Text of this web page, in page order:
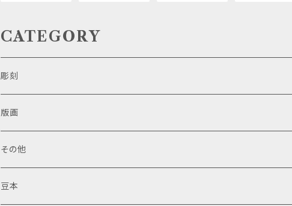
CATEGORY
彫刻
版画
その他
豆本